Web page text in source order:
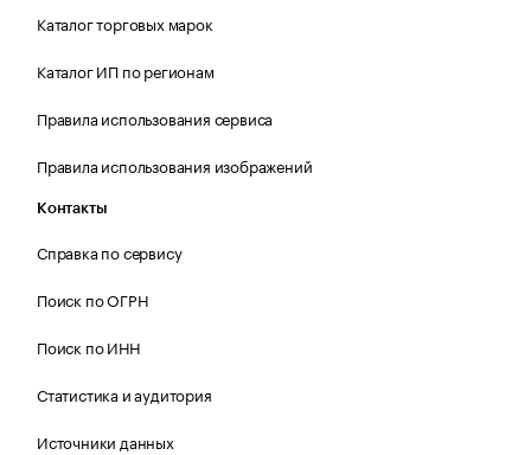
Каталог торговых марок
Каталог ИП по регионам
Правила использования сервиса
Правила использования изображений
Контакты
Справка по сервису
Поиск по ОГРН
Поиск по ИНН
Статистика и аудитория
Источники данных